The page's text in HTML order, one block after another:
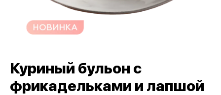
Куриный бульон с
фрикадельками и лапшой